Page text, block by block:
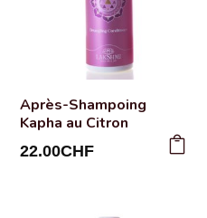
Après-Shampoing
Kapha au Citron
22.00CHF